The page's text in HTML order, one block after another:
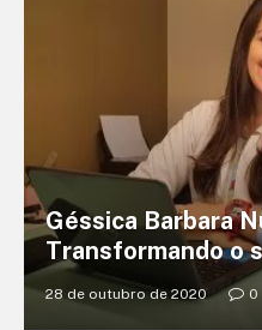
Géssica Barbara
Transformando o
28 de outubro de 2020 0